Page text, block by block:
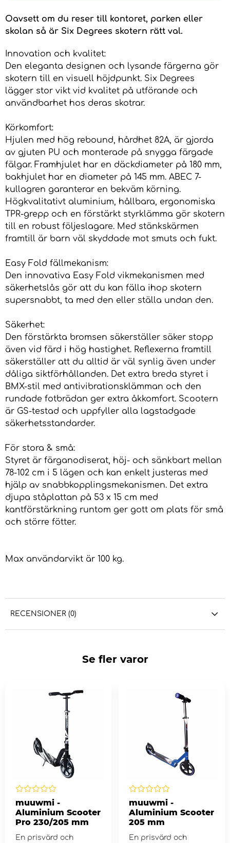
Oavsett om du reser till kontoret, parken eller
skolan så är Six Degrees skotern rätt val.
Innovation och kvalitet:
Den eleganta designen och lysande färgerna gör
skotern till en visuell höjdpunkt. Six Degrees
lägger stor vikt vid kvalitet på utförande och
användbarhet hos deras skotrar.
Körkomfort:
Hjulen med hög rebound, hårdhet 82A, är gjorda
av gjuten PU och monterade på snygga färgade
fälgar. Framhjulet har en däckdiameter på 180 mm,
bakhjulet har en diameter på 145 mm. ABEC 7-
kullagren garanterar en bekväm körning.
Högkvalitativt aluminium, hållbara, ergonomiska
TPR-grepp och en förstärkt styrklämma gör skotern
till en robust följeslagare. Med stänkskärmen
framtill är barn väl skyddade mot smuts och fukt.
Easy Fold fällmekanism:
Den innovativa Easy Fold vikmekanismen med
säkerhetslås gör att du kan fälla ihop skotern
supersnabbt, ta med den eller ställa undan den.
Säkerhet:
Den förstärkta bromsen säkerställer säker stopp
även vid färd i hög hastighet. Reflexerna framtill
säkerställer att du alltid är väl synlig även under
dåliga siktförhållanden. Det extra breda styret i
BMX-stil med antivibrationsklämman och den
rundade fotbrädan ger extra åkkomfort. Scootern
är GS-testad och uppfyller alla lagstadgade
säkerhetsstandarder.
För stora & små:
Styret är färganodiserat, höj- och sänkbart mellan
78-102 cm i 5 lägen och kan enkelt justeras med
hjälp av snabbkopplingsmekanismen. Det extra
djupa ståplattan på 53 x 15 cm med
kantförstärkning runtom ger gott om plats för små
och större fötter.
Max användarvikt är 100 kg.
RECENSIONER (0)
Se fler varor
muuwmi -
Aluminium Scooter
Pro 230/205 mm
En prisvärd och
muuwmi -
Aluminium Scooter
205 mm
En prisvärd och